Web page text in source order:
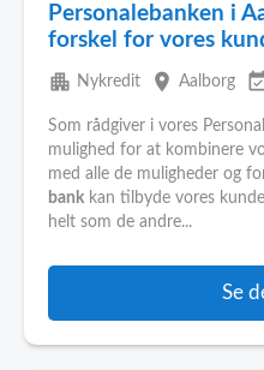
Personalebanken i
forskel for vores
apartment Nykredit place Aalborg
Som rådgiver i vores
mulighed for at kombinere
med alle de muligheder og
bank kan tilbyde vores
helt som de andre...
Se